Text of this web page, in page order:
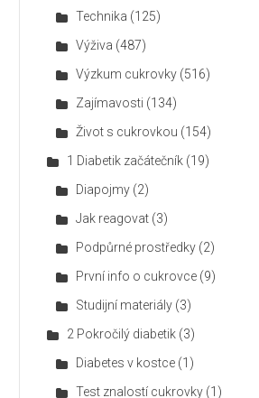
Technika (125)
Výživa (487)
Výzkum cukrovky (516)
Zajímavosti (134)
Život s cukrovkou (154)
1 Diabetik začátečník (19)
Diapojmy (2)
Jak reagovat (3)
Podpůrné prostředky (2)
První info o cukrovce (9)
Studijní materiály (3)
2 Pokročilý diabetik (3)
Diabetes v kostce (1)
Test znalostí cukrovky (1)